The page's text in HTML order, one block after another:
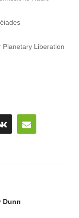
Planetary Liberation
Dunn